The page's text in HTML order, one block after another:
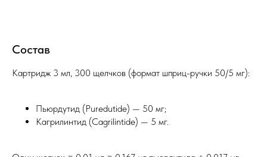
Состав
Картридж 3 мл, 300 щелчков (формат шприц-ручки 50/5 мг):
Пьюрдутид (Puredutide) — 50 мг;
Кагрилинтид (Cagrilintide) — 5 мг.